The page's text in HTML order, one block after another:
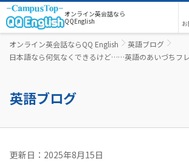
オンライン英会話なら
QQEnglish
オンライン英会話ならQQ English
英語ブログ
日本語なら何気なくできるけど……英語のあいづちフ
英語ブログ
更新日：2025年8月15日